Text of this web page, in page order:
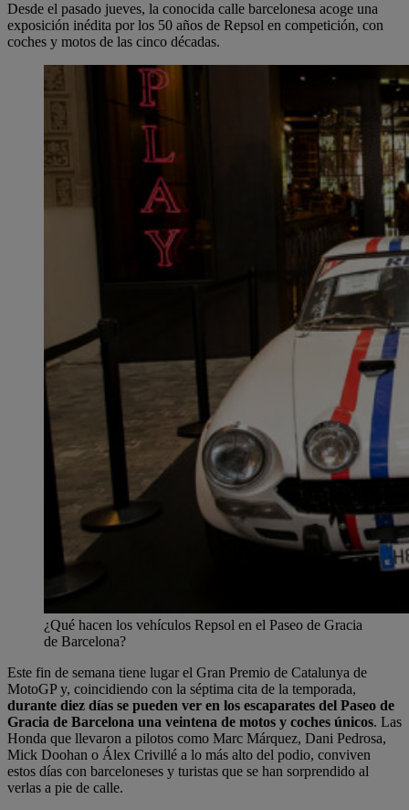
Desde el pasado jueves, la conocida calle barcelonesa acoge una
exposición inédita por los 50 años de Repsol en competición, con
coches y motos de las cinco décadas.
¿Qué hacen los vehículos Repsol en el Paseo de Gracia
de Barcelona?
Este fin de semana tiene lugar el Gran Premio de Catalunya de
MotoGP y, coincidiendo con la séptima cita de la temporada,
durante diez días se pueden ver en los escaparates del Paseo de
Gracia de Barcelona una veintena de motos y coches únicos. Las
Honda que llevaron a pilotos como Marc Márquez, Dani Pedrosa,
Mick Doohan o Álex Crivillé a lo más alto del podio, conviven
estos días con barceloneses y turistas que se han sorprendido al
verlas a pie de calle.